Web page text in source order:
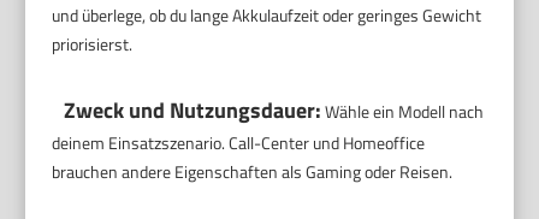
und überlege, ob du lange Akkulaufzeit oder geringes Gewicht
priorisierst.
Zweck und Nutzungsdauer:Wähle ein Modell nach
deinem Einsatzszenario. Call-Center und Homeoffice
brauchen andere Eigenschaften als Gaming oder Reisen.